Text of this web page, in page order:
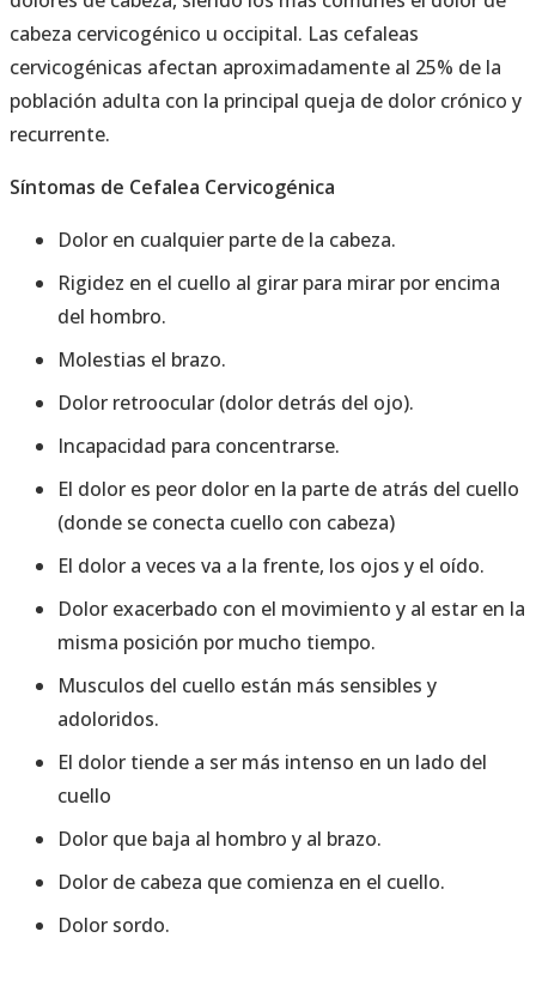
cabeza cervicogénico u occipital. Las cefaleas
cervicogénicas afectan aproximadamente al 25% de la
población adulta con la principal queja de dolor crónico y
recurrente.
Síntomas de Cefalea Cervicogénica
Dolor en cualquier parte de la cabeza.
Rigidez en el cuello al girar para mirar por encima
del hombro.
Molestias el brazo.
Dolor retroocular (dolor detrás del ojo).
Incapacidad para concentrarse.
El dolor es peor dolor en la parte de atrás del cuello
(donde se conecta cuello con cabeza)
El dolor a veces va a la frente, los ojos y el oído.
Dolor exacerbado con el movimiento y al estar en la
misma posición por mucho tiempo.
Musculos del cuello están más sensibles y
adoloridos.
El dolor tiende a ser más intenso en un lado del
cuello
Dolor que baja al hombro y al brazo.
Dolor de cabeza que comienza en el cuello.
Dolor sordo.